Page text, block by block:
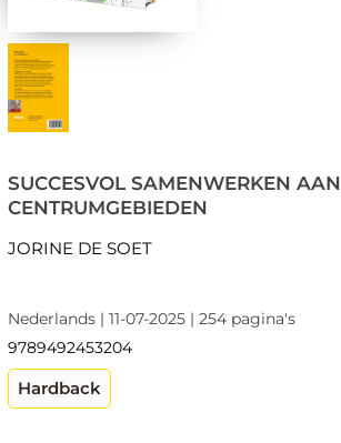
SUCCESVOL SAMENWERKEN AAN
CENTRUMGEBIEDEN
JORINE DE SOET
Nederlands | 11-07-2025 | 254 pagina's
9789492453204
Hardback